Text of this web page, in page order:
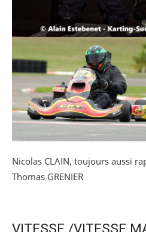
Nicolas CLAIN, toujours aussi
Thomas GRENIER
VITESSE /VITESSE